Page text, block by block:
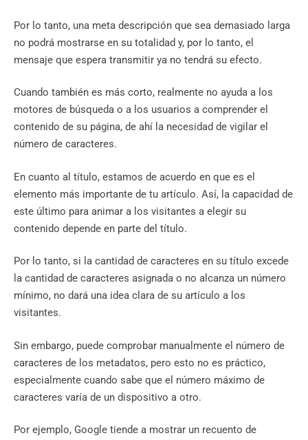
Por lo tanto, una meta descripción que sea demasiado larga
no podrá mostrarse en su totalidad y, por lo tanto, el
mensaje que espera transmitir ya no tendrá su efecto.
Cuando también es más corto, realmente no ayuda a los
motores de búsqueda o a los usuarios a comprender el
contenido de su página, de ahí la necesidad de vigilar el
número de caracteres.
En cuanto al título, estamos de acuerdo en que es el
elemento más importante de tu artículo. Así, la capacidad de
este último para animar a los visitantes a elegir su
contenido depende en parte del título.
Por lo tanto, si la cantidad de caracteres en su título excede
la cantidad de caracteres asignada o no alcanza un número
mínimo, no dará una idea clara de su artículo a los
visitantes.
Sin embargo, puede comprobar manualmente el número de
caracteres de los metadatos, pero esto no es práctico,
especialmente cuando sabe que el número máximo de
caracteres varía de un dispositivo a otro.
Por ejemplo, Google tiende a mostrar un recuento de